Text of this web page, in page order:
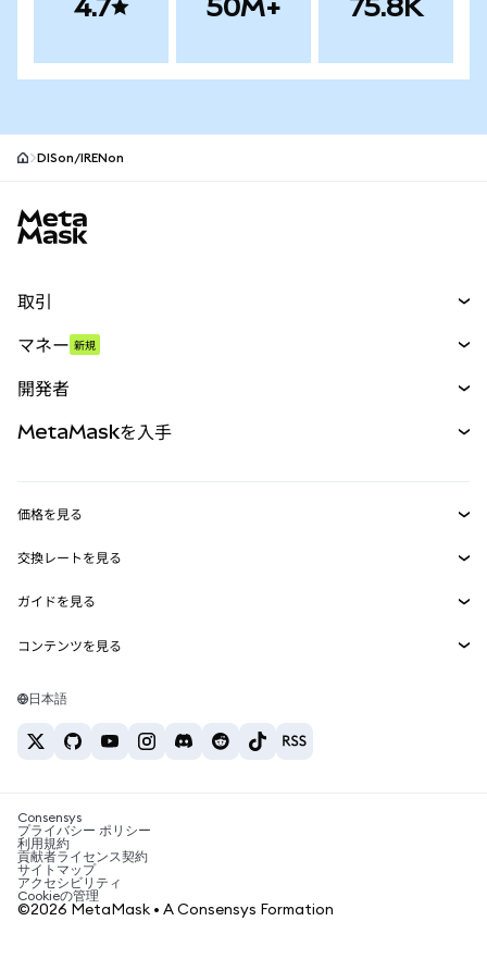
4.7 50M+ 75.8K
DISon/IRENon
取引
パーペチュアル
RWA
マネー 新規
開発者
MetaMask Connect
Snaps
Web3サービス
MetaMaskを入手
セキュリティ
サポート
キャリア
お問い合わせ
価格を見る
イーサリアムの価格
Solanaの価格
Tetherの価格
交換レートを見る
ETH→USD
USDT→INR
BTC→INR
ETH→USDT
ガイドを見る
ETHの購入
USDTの購入
SHIBの購入
BNBの購入
コンテンツを見る
Solanaウォレット
税制関連ニュース
暗号資産の購入方法は？
ビットコインを売るには？
日本語
Consensys
プライバシー ポリシー
利用規約
貢献者ライセンス契約
サイトマップ
アクセシビリティ
Cookieの管理
©2026 MetaMask • A Consensys Formation